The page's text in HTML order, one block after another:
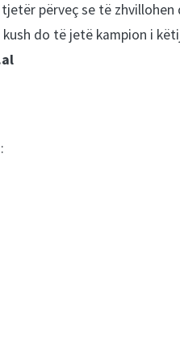
përveç se të
do të jetë kampion i